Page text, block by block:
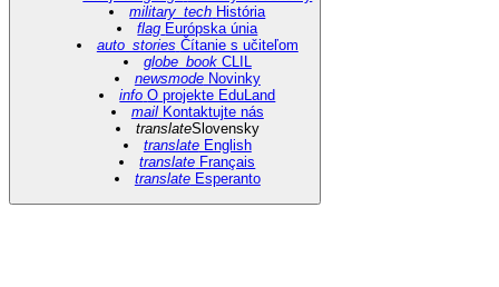
military_tech História
flag Európska únia
auto_stories Čítanie s učiteľom
globe_book CLIL
newsmodeNovinky
info O projekte EduLand
mail Kontaktujte nás
translateSlovensky
translateEnglish
translate Français
translateEsperanto